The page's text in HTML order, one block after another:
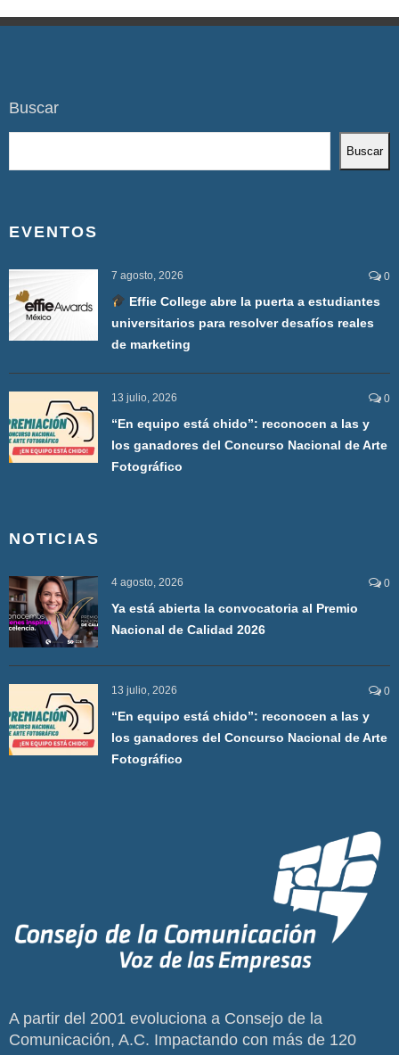
Buscar
Buscar
EVENTOS
7 agosto, 2026 0
Effie College abre la puerta a estudiantes
universitarios para resolver desafíos reales
de marketing
13 julio, 2026 0
“En equipo está chido”: reconocen a las y
los ganadores del Concurso Nacional de Arte
Fotográfico
NOTICIAS
4 agosto, 2026 0
Ya está abierta la convocatoria al Premio
Nacional de Calidad 2026
13 julio, 2026 0
“En equipo está chido”: reconocen a las y
los ganadores del Concurso Nacional de Arte
Fotográfico
A partir del 2001 evoluciona a Consejo de la
Comunicación, A.C. Impactando con más de 120